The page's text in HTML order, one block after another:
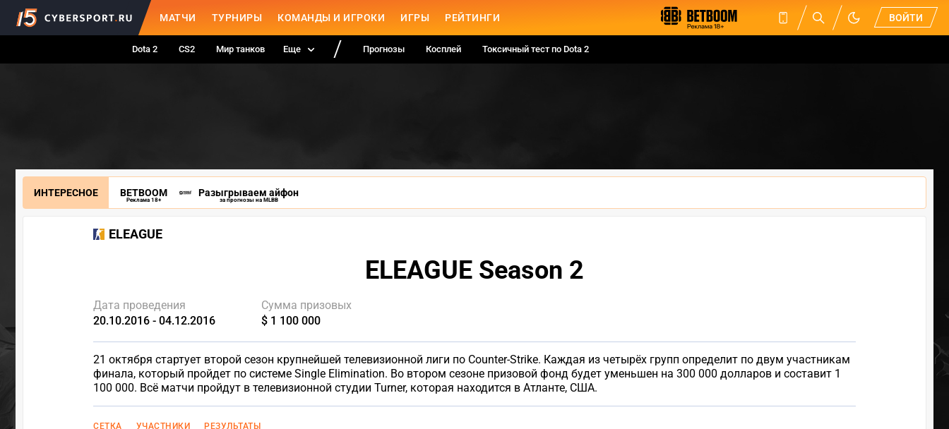
МАТЧИ ТУРНИРЫ КОМАНДЫ И ИГРОКИ ИГРЫ РЕЙТИНГИ ВОЙТИ
Dota 2 CS2 Мир танков Еще Прогнозы Косплей Токсичный тест по Dota 2
ИНТЕРЕСНОЕ BETBOOM
Реклама 18+
Разыгрываем айфон
за прогнозы на MLBB
ELEAGUE
ELEAGUE Season 2
Дата проведения
20.10.2016 - 04.12.2016
Сумма призовых
$ 1 100 000
21 октября стартует второй сезон крупнейшей телевизионной лиги по Counter-Strike. Каждая из четырёх групп определит по двум участникам
финала, который пройдет по системе Single Elimination. Во втором сезоне призовой фонд будет уменьшен на 300 000 долларов и составит 1
100 000. Всё матчи пройдут в телевизионной студии Turner, которая находится в Атланте, США.
СЕТКА УЧАСТНИКИ РЕЗУЛЬТАТЫ